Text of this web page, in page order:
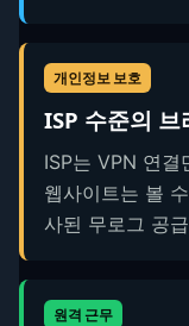
개인정보 보호
ISP 수준의
ISP는 VPN 연
웹사이트는 볼
사된 무로그 공
원격 근무